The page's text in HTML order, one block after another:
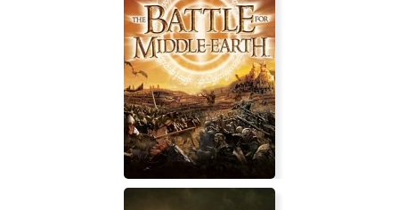
Падал прошлогодний снег.
Золотое издание (игра)